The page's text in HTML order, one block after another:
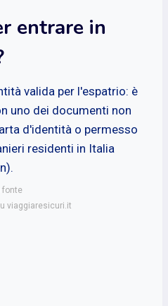
entrare in
valida per l'espatrio: è
uno dei documenti non
d'identità o permesso
residenti in Italia
fonte
viaggiaresicuri.it